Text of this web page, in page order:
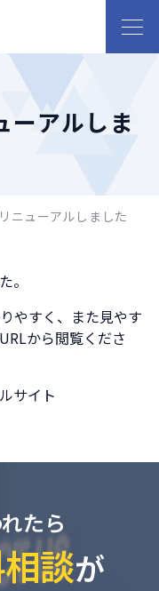
ーアルしま
ニューアルしました
。
やすく、また見やす
から閲覧くださ
サイト
たら
談が